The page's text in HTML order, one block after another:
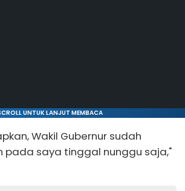
UNTUK LANJUT MEMBACA
Wakil Gubernur sudah
pada saya tinggal nunggu saja,"